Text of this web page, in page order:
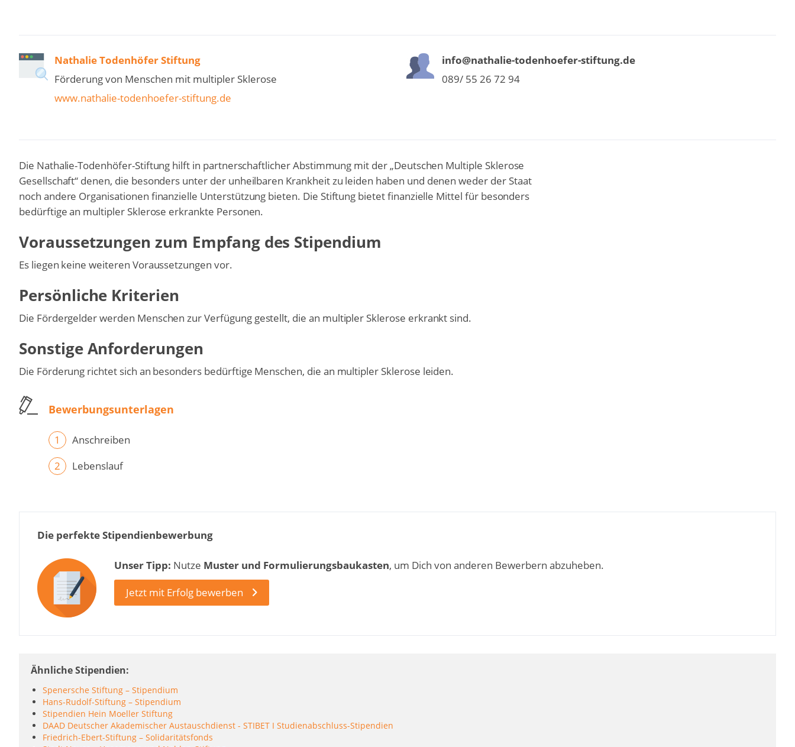
Nathalie Todenhöfer Stiftung
Förderung von Menschen mit multipler Sklerose
www.nathalie-todenhoefer-stiftung.de
info@nathalie-todenhoefer-stiftung.de
089/ 55 26 72 94
Die Nathalie-Todenhöfer-Stiftung hilft in partnerschaftlicher Abstimmung mit der „Deutschen Multiple Sklerose
Gesellschaft“ denen, die besonders unter der unheilbaren Krankheit zu leiden haben und denen weder der Staat
noch andere Organisationen finanzielle Unterstützung bieten. Die Stiftung bietet finanzielle Mittel für besonders
bedürftige an multipler Sklerose erkrankte Personen.
Voraussetzungen zum Empfang des Stipendium
Es liegen keine weiteren Voraussetzungen vor.
Persönliche Kriterien
Die Fördergelder werden Menschen zur Verfügung gestellt, die an multipler Sklerose erkrankt sind.
Sonstige Anforderungen
Die Förderung richtet sich an besonders bedürftige Menschen, die an multipler Sklerose leiden.
Bewerbungsunterlagen
Anschreiben
Lebenslauf
Die perfekte Stipendienbewerbung
Unser Tipp: Nutze Muster und Formulierungsbaukasten, um Dich von anderen Bewerbern abzuheben.
Jetzt mit Erfolg bewerben
Ähnliche Stipendien
Spenersche Stiftung – Stipendium
Hans-Rudolf-Stiftung – Stipendium
Stipendien Hein Moeller Stiftung
DAAD Deutscher Akademischer Austauschdienst - STIBET I Studienabschluss-Stipendien
Friedrich-Ebert-Stiftung – Solidaritätsfonds